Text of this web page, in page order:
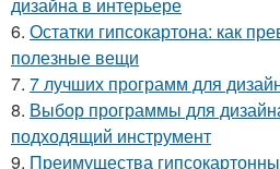
6. Остатки гипсокартона: как
полезные вещи
7. 7 лучших программ для
8. Выбор программы для
подходящий инструмент
9. Преимущества